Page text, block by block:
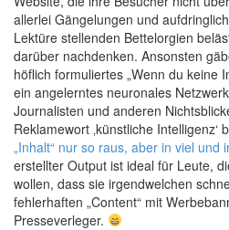
allerlei Gängelungen und
Lektüre stellenden Bettelorgien
darüber nachdenken. Ansonsten
höflich formuliertes „Wenn du keine
ein angelerntes neuronales
Journalisten und anderen
Reklamewort ‚künstliche Intelligenz‘
„Inhalt“ nur so raus, aber in viel und
erstellter Output ist ideal für Leute,
wollen, dass sie irgendwelchen
fehlerhaften „Content“ mit
Presseverleger.